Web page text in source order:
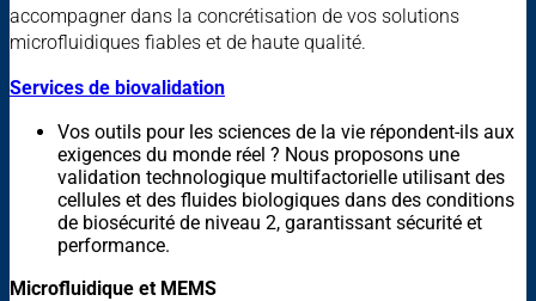
accompagner dans la concrétisation de vos solutions
microfluidiques fiables et de haute qualité.
Services de biovalidation
Vos outils pour les sciences de la vie répondent-ils aux
exigences du monde réel ? Nous proposons une
validation technologique multifactorielle utilisant des
cellules et des fluides biologiques dans des conditions
de biosécurité de niveau 2, garantissant sécurité et
performance.
Microfluidique et MEMS